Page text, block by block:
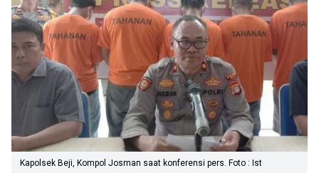
Kapolsek Beji, Kompol Josman saat konferensi pers. Foto : Ist